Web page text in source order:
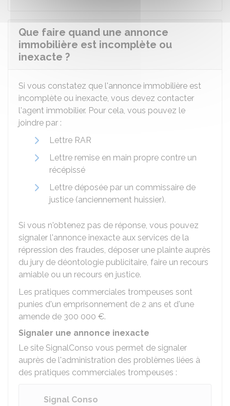
Que faire quand une annonce
immobilière est incomplète ou
inexacte ?
Si vous constatez que l'annonce immobilière est
incomplète ou inexacte, vous devez contacter
l'agent immobilier. Pour cela, vous pouvez le
joindre par :
Lettre RAR
Lettre remise en main propre contre un
récépissé
Lettre déposée par un commissaire de
justice (anciennement huissier).
Si vous n'obtenez pas de réponse, vous pouvez
signaler l'annonce inexacte aux services de la
répression des fraudes, déposer une plainte auprès
du jury de déontologie publicitaire, faire un recours
amiable ou un recours en justice.
Les pratiques commerciales trompeuses sont
punies d'un emprisonnement de 2 ans et d'une
amende de 300 000 €.
Signaler une annonce inexacte
Le site SignalConso vous permet de signaler
auprès de l'administration des problèmes liées à
des pratiques commerciales trompeuses :
Signal Conso